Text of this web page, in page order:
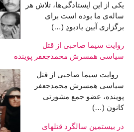
یکی از این ایستادگی‌ها، تلاش هر
ساله‌ی ما بوده است برای
برگزاری آیین یادبودِ (…)
روایت سیما صاحبی از قتل
سیاسی همسرش محمدجعفر پوینده
روایت سیما صاحبی از قتل
سیاسی همسرش محمدجعفر
پوینده، عضو جمع مشورتی
کانون (…)
در بیستمین سالگرد قتلهای